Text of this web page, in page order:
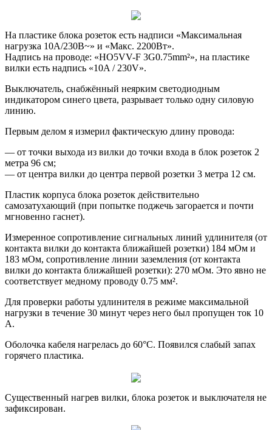
На пластике блока розеток есть надписи «Максимальная
нагрузка 10A/230В~» и «Макс. 2200Вт».
Надпись на проводе: «HO5VV-F 3G0.75mm²», на пластике
вилки есть надпись «10A / 230V».
Выключатель, снабжённый неярким светодиодным
индикатором синего цвета, разрывает только одну силовую
линию.
Первым делом я измерил фактическую длину провода:
— от точки выхода из вилки до точки входа в блок розеток 2
метра 96 см;
— от центра вилки до центра первой розетки 3 метра 12 см.
Пластик корпуса блока розеток действительно
самозатухающий (при попытке поджечь загорается и почти
мгновенно гаснет).
Измеренное сопротивление сигнальных линий удлинителя (от
контакта вилки до контакта ближайшей розетки) 184 мОм и
183 мОм, сопротивление линии заземления (от контакта
вилки до контакта ближайшей розетки): 270 мОм. Это явно не
соответствует медному проводу 0.75 мм².
Для проверки работы удлинителя в режиме максимальной
нагрузки в течение 30 минут через него был пропущен ток 10
А.
Оболочка кабеля нагрелась до 60°C. Появился слабый запах
горячего пластика.
Существенный нагрев вилки, блока розеток и выключателя не
зафиксирован.